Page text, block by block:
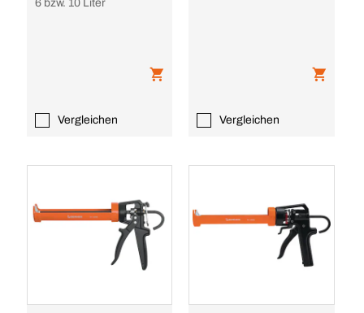
6 bzw. 10 Liter
Vergleichen Vergleichen